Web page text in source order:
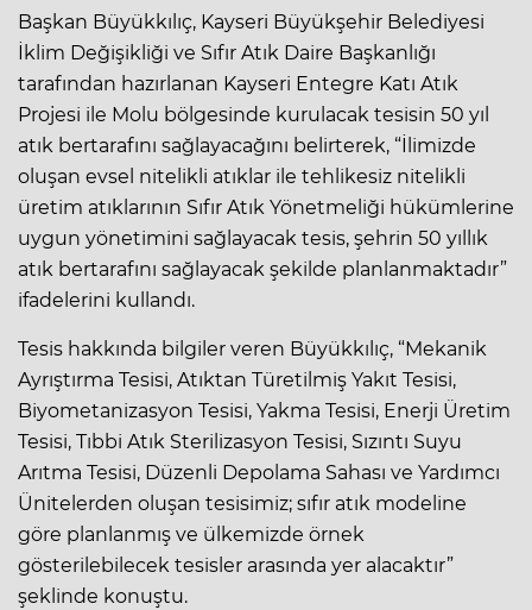
Başkan Büyükkılıç, Kayseri Büyükşehir Belediyesi
İklim Değişikliği ve Sıfır Atık Daire Başkanlığı
tarafından hazırlanan Kayseri Entegre Katı Atık
Projesi ile Molu bölgesinde kurulacak tesisin 50 yıl
atık bertarafını sağlayacağını belirterek, “İlimizde
oluşan evsel nitelikli atıklar ile tehlikesiz nitelikli
üretim atıklarının Sıfır Atık Yönetmeliği hükümlerine
uygun yönetimini sağlayacak tesis, şehrin 50 yıllık
atık bertarafını sağlayacak şekilde planlanmaktadır”
ifadelerini kullandı.
Tesis hakkında bilgiler veren Büyükkılıç, “Mekanik
Ayrıştırma Tesisi, Atıktan Türetilmiş Yakıt Tesisi,
Biyometanizasyon Tesisi, Yakma Tesisi, Enerji Üretim
Tesisi, Tıbbi Atık Sterilizasyon Tesisi, Sızıntı Suyu
Arıtma Tesisi, Düzenli Depolama Sahası ve Yardımcı
Ünitelerden oluşan tesisimiz; sıfır atık modeline
göre planlanmış ve ülkemizde örnek
gösterilebilecek tesisler arasında yer alacaktır”
şeklinde konuştu.